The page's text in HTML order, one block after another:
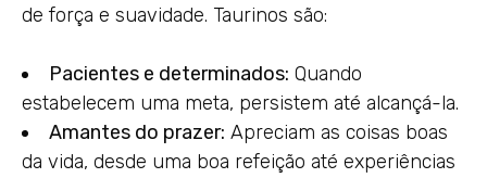
de força e suavidade. Taurinos são:
Pacientes e determinados: Quando
estabelecem uma meta, persistem até alcançá-la.
Amantes do prazer: Apreciam as coisas boas
da vida, desde uma boa refeição até experiências